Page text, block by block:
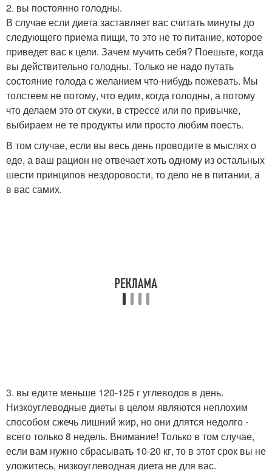
2. вы постоянно голодны.
В случае если диета заставляет вас считать минуты до
следующего приема пищи, то это не то питание, которое
приведет вас к цели. Зачем мучить себя? Поешьте, когда
вы действительно голодны. Только не надо путать
состояние голода с желанием что-нибудь пожевать. Мы
толстеем не потому, что едим, когда голодны, а потому
что делаем это от скуки, в стрессе или по привычке,
выбираем не те продукты или просто любим поесть.
В том случае, если вы весь день проводите в мыслях о
еде, а ваш рацион не отвечает хоть одному из остальных
шести принципов нездоровости, то дело не в питании, а
в вас самих.
3. вы едите меньше 120-125 г углеводов в день.
Низкоуглеводные диеты в целом являются неплохим
способом сжечь лишний жир, но они длятся недолго -
всего только 8 недель. Внимание! Только в том случае,
если вам нужно сбрасывать 10-20 кг, то в этот срок вы не
уложитесь, низкоуглеводная диета не для вас.